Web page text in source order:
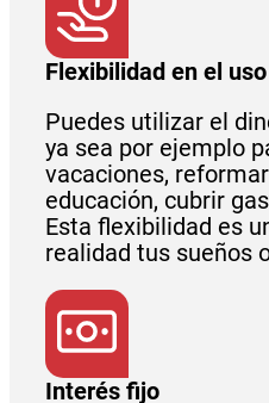
Flexibilidad en el uso
Puedes utilizar el
ya sea por ejemplo
vacaciones,
educación, cubrir
Esta flexibilidad es
realidad tus sueños
Interés fijo